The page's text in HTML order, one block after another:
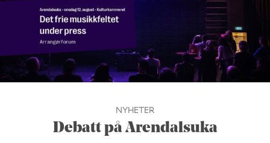
NYHETER
Debatt på Arendalsuka